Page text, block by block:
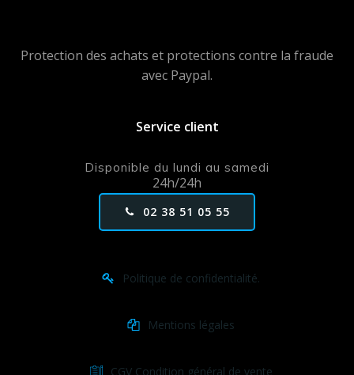
Protection des achats et protections contre la fraude
avec Paypal.
Service client
Disponible du lundi au samedi
24h/24h
02 38 51 05 55
Politique de confidentialité.
Mentions légales
CGV Condition général de vente